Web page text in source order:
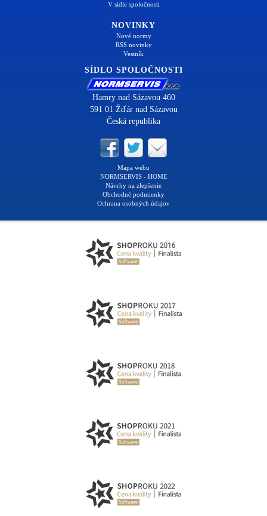
V sídle spoločnosti
NOVINKY
Nové normy
RSS novinky
Vestník
SÍDLO SPOLOČNOSTI
Hamry nad Sázavou 460
591 01 Žďár nad Sázavou
Česká republika
Mapa webu
NORMSERVIS - HOME
Návrhy na zlepšenie
Obchodné podmienky
Ochrana osobných údajov